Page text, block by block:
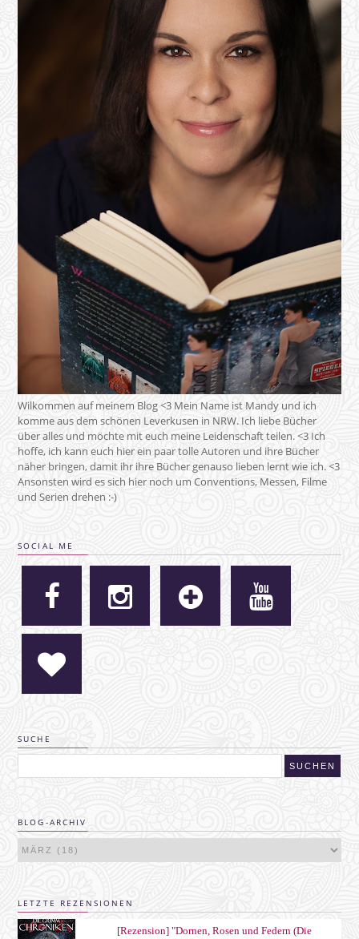
Wilkommen auf meinem Blog <3 Mein Name ist Mandy und ich
komme aus dem schönen Leverkusen in NRW. Ich liebe Bücher
über alles und möchte mit euch meine Leidenschaft teilen. <3 Ich
hoffe, ich kann euch hier ein paar tolle Autoren und ihre Bücher
näher bringen, damit ihr ihre Bücher genauso lieben lernt wie ich. <3
Ansonsten wird es sich hier noch um Conventions, Messen, Filme
und Serien drehen :-)
SOCIAL ME
SUCHE
BLOG-ARCHIV
LETZTE REZENSIONEN
[Rezension] "Dornen, Rosen und Federn (Die